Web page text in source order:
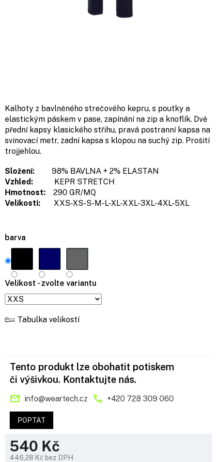
barva
Velikost - zvolte variantu
Tabulka velikostí
Kalhoty z bavlněného strečového kepru, s poutky a
elastickým páskem v pase, zapínání na zip a knoflík. Dvě
přední kapsy klasického střihu, pravá postranní kapsa na
svinovací metr, zadní kapsa s klopou na suchý zip. Prošití
trojjehlou.
Složení:
98% BAVLNA + 2% ELASTAN
Vzhled:
KEPR STRETCH
Hmotnost: 290 GR/MQ
Velikosti:
XXS-XS-S-M-L-XL-XXL-3XL-4XL-5XL
540 Kč
446,28 Kč bez DPH
Tento produkt lze obohatit potiskem
či výšivkou. Kontaktujte nás.
info@weartech.cz +420 728 309 060
POPTAT